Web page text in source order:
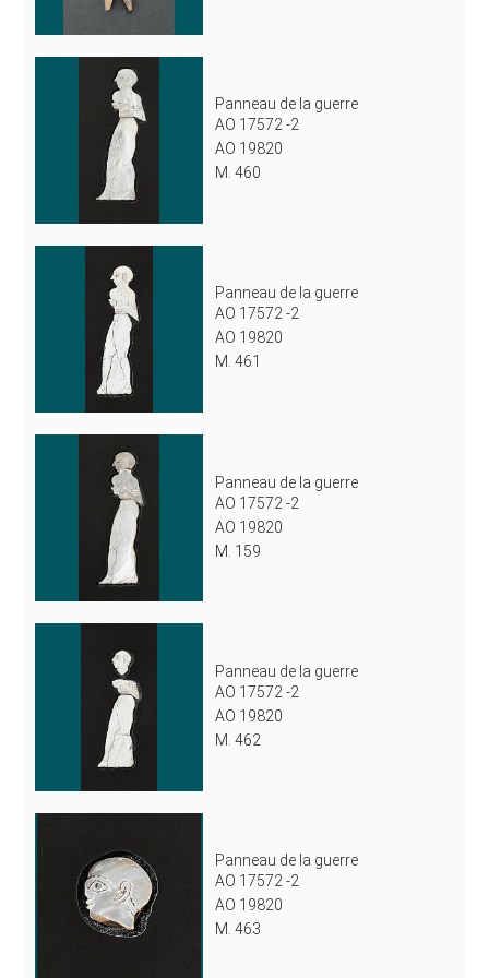
Panneau de la guerre
AO 17572 -2
AO 19820
M. 460
Panneau de la guerre
AO 17572 -2
AO 19820
M. 461
Panneau de la guerre
AO 17572 -2
AO 19820
M. 159
Panneau de la guerre
AO 17572 -2
AO 19820
M. 462
Panneau de la guerre
AO 17572 -2
AO 19820
M. 463